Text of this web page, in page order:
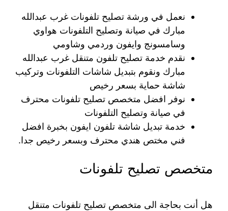
نعمل في ورشة تصليح تلفونات غرب عبدالله
مبارك في صيانة وتصليح التلفونات هواوي
وسامسونج وايفون وردمي وشاومي
نقدم خدمة تصليح تلفون متنقل غرب عبدالله
مبارك ونقوم بتبديل شاشات التلفونات وتركيب
شاشة حماية بسعر رخيص
نوفر افضل متخصص تصليح تلفونات محترف
في صيانة وتصليح التلفونات
خدمة تبديل شاشة تلفون ايفون بخبرة افضل
فني مختص هندي محترف وبسعر رخيص جدا.
متخصص تصليح تلفونات
هل أنت بحاجة الى متخصص تصليح تلفونات متنقل